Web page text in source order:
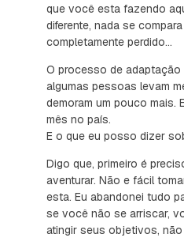
que você esta fazendo
diferente, nada se
completamente perdido...
O processo de adaptação
algumas pessoas levam
demoram um pouco mais.
mês no país.
E o que eu posso dizer
Digo que, primeiro é
aventurar. Não e fácil
esta. Eu abandonei tudo
se você não se arriscar,
atingir seus objetivos, não